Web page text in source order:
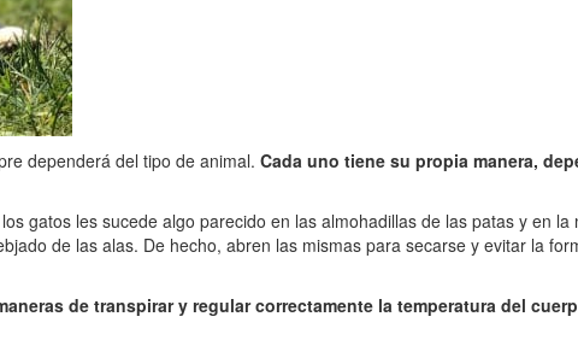
dependerá del tipo de animal. Cada uno tiene su propia manera,
gatos les sucede algo parecido en las almohadillas de las patas y en
de las alas. De hecho, abren las mismas para secarse y evitar la
de transpirar y regular correctamente la temperatura del